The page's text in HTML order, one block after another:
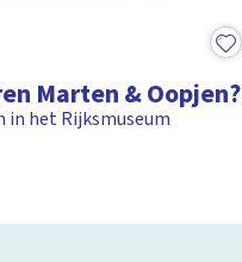
Marten & Oopjen?
in het Rijksmuseum